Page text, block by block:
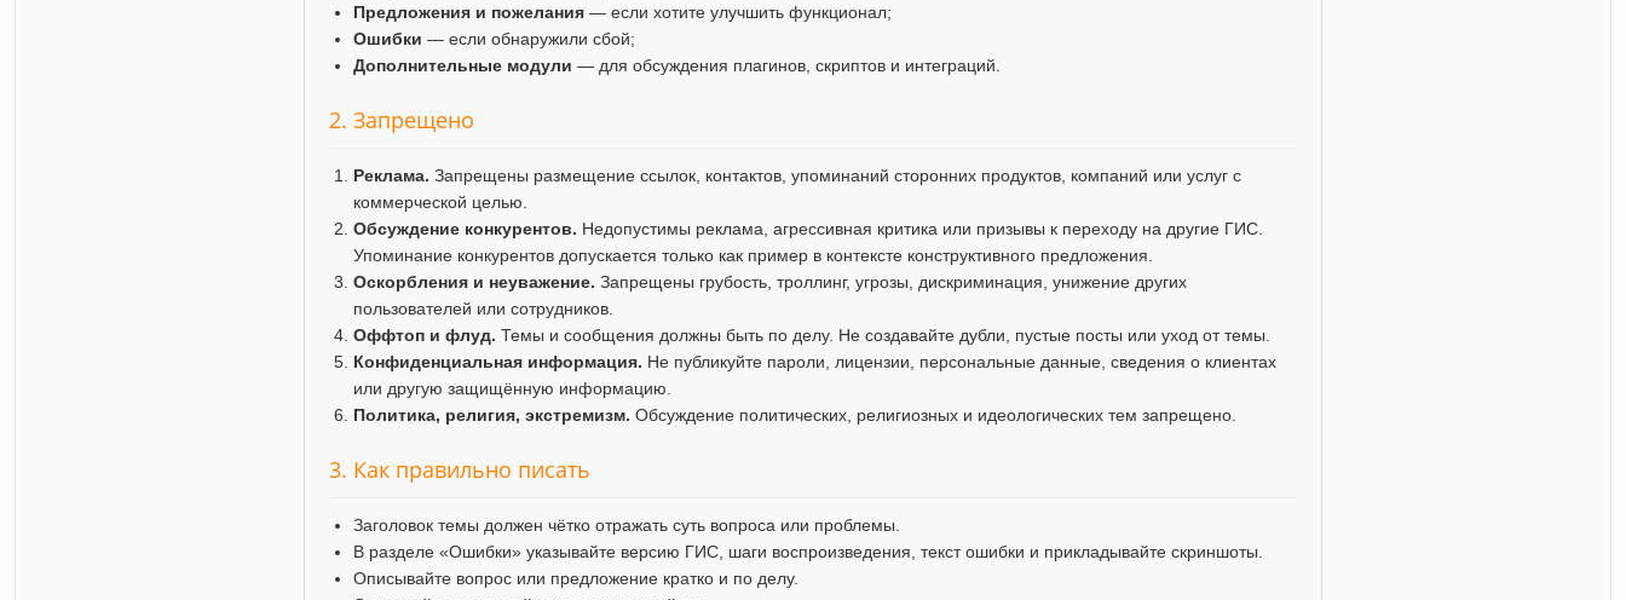
Предложения и пожелания — если хотите улучшить функционал;
Ошибки — если обнаружили сбой;
Дополнительные модули — для обсуждения плагинов, скриптов и интеграций.
2. Запрещено
Реклама. Запрещены размещение ссылок, контактов, упоминаний сторонних продуктов, компаний или услуг с
коммерческой целью.
Обсуждение конкурентов. Недопустимы реклама, агрессивная критика или призывы к переходу на другие ГИС.
Упоминание конкурентов допускается только как пример в контексте конструктивного предложения.
Оскорбления и неуважение. Запрещены грубость, троллинг, угрозы, дискриминация, унижение других
пользователей или сотрудников.
Оффтоп и флуд. Темы и сообщения должны быть по делу. Не создавайте дубли, пустые посты или уход от темы.
Конфиденциальная информация. Не публикуйте пароли, лицензии, персональные данные, сведения о клиентах
или другую защищённую информацию.
Политика, религия, экстремизм. Обсуждение политических, религиозных и идеологических тем запрещено.
3. Как правильно писать
Заголовок темы должен чётко отражать суть вопроса или проблемы.
В разделе «Ошибки» указывайте версию ГИС, шаги воспроизведения, текст ошибки и прикладывайте скриншоты.
Описывайте вопрос или предложение кратко и по делу.